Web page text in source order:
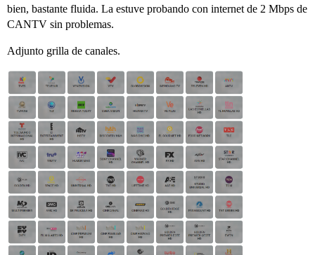
bien, bastante fluida. La estuve probando con internet de 2 Mbps de
CANTV sin problemas.
Adjunto grilla de canales.